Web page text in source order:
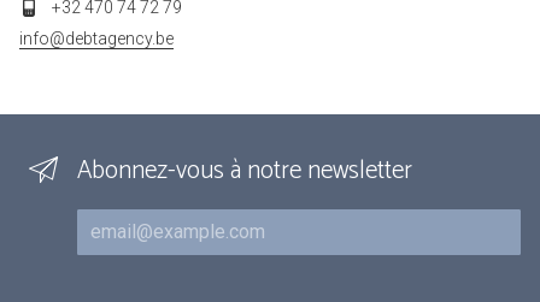
+32 470 74 72 79
info@debtagency.be
Abonnez-vous à notre newsletter
Courriel